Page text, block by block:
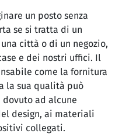
un posto senza
se si tratta di un
città o di un negozio,
e dei nostri uffici. Il
come la fornitura
la sua qualità può
dovuto ad alcune
design, ai materiali
collegati.